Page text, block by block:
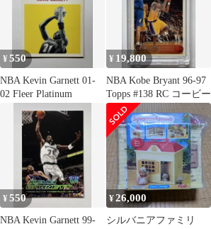
¥550
NBA Kevin Garnett 01-
02 Fleer Platinum
¥ 19,800
NBA Kobe Bryant 96-97
Topps #138 RC コービー
¥550
NBA Kevin Garnett 99-
¥26,000
シルバニアファミリ